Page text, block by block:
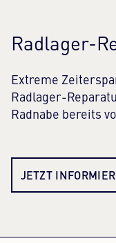
Radlager-
Extreme
Radlager-
Radnabe bereits
JETZT